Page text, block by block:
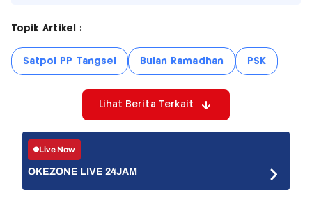
Topik Artikel :
Satpol PP Tangsel Bulan Ramadhan PSK
Lihat Berita Terkait
Live Now
OKEZONE LIVE 24JAM